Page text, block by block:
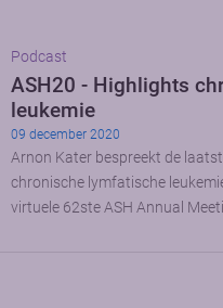
Podcast
ASH20 - Highlights
leukemie
09 december 2020
Arnon Kater bespreekt de
chronische lymfatische
virtuele 62ste ASH Annual